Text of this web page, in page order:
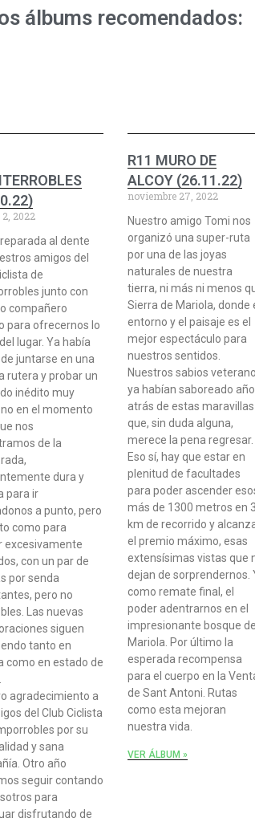
álbums recomendados:
2, 2022
al dente
amigos del
de
junto con
compañero
para ofrecernos lo
lugar. Ya había
juntarse en una
rutera y probar un
inédito muy
en el momento
nos
de la
dura y
para ir
a punto, pero
como para
excesivamente
con un par de
por senda
pero no
Las nuevas
siguen
tanto en
como en estado de
agradecimiento a
del Club Ciclista
por su
y sana
Otro año
seguir contando
para
disfrutando de
R11 MURO DE
ALCOY (26.11.22)
noviembre 27, 2022
Nuestro amigo Tomi nos
organizó una super-ruta
por una de las joyas
naturales de nuestra
tierra, ni más ni menos
Sierra de Mariola, donde
entorno y el paisaje es el
mejor espectáculo para
nuestros sentidos.
Nuestros sabios
ya habían saboreado
atrás de estas maravillas
que, sin duda alguna,
merece la pena regresar.
Eso sí, hay que estar en
plenitud de facultades
para poder ascender
más de 1300 metros en
km de recorrido y
el premio máximo, esas
extensísimas vistas que
dejan de sorprendernos.
como remate final, el
poder adentrarnos en el
impresionante bosque de
Mariola. Por último la
esperada recompensa
para el cuerpo en la
de Sant Antoni. Rutas
como esta mejoran
nuestra vida.
VER ÁLBUM »